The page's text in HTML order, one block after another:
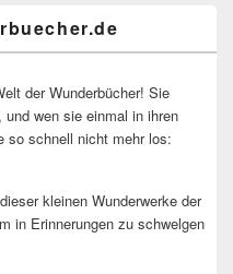
der Wunderbücher! Sie
wen sie einmal in ihren
so schnell nicht mehr los:
kleinen Wunderwerke der
in Erinnerungen zu schwelgen